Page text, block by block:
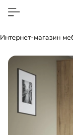
Интернет-магазин